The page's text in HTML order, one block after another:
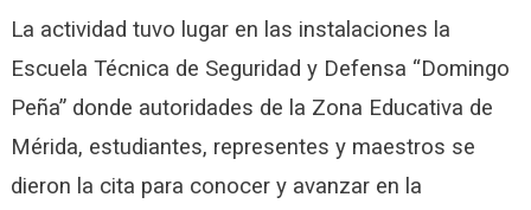
La actividad tuvo lugar en las instalaciones la
Escuela Técnica de Seguridad y Defensa “Domingo
Peña” donde autoridades de la Zona Educativa de
Mérida, estudiantes, representes y maestros se
dieron la cita para conocer y avanzar en la